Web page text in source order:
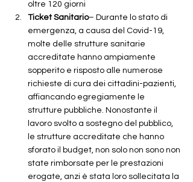
oltre 120 giorni
Ticket Sanitario– Durante lo stato di
emergenza, a causa del Covid-19,
molte delle strutture sanitarie
accreditate hanno ampiamente
sopperito e risposto alle numerose
richieste di cura dei cittadini-pazienti,
affiancando egregiamente le
strutture pubbliche. Nonostante il
lavoro svolto a sostegno del pubblico,
le strutture accreditate che hanno
sforato il budget, non solo non sono non
state rimborsate per le prestazioni
erogate, anzi è stata loro sollecitata la